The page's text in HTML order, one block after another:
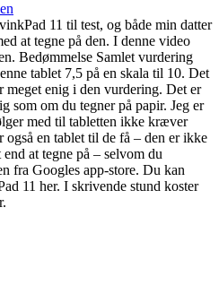
11 til test, og både min datter
at tegne på den. I denne video
Bedømmelse Samlet vurdering
tablet 7,5 på en skala til 10. Det
enig i den vurdering. Det er
som om du tegner på papir. Jeg er
med til tabletten ikke kræver
også en tablet til de få – den er ikke
at tegne på – selvom du
fra Googles app-store. Du kan
11 her. I skrivende stund koster